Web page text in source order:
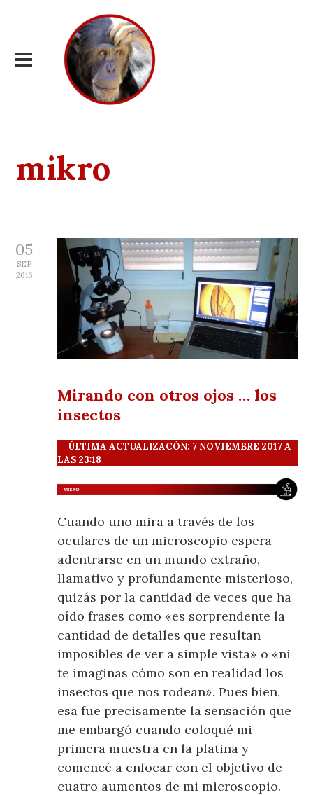
mikro
05
SEP
2016
Mirando con otros ojos … los
insectos
ÚLTIMA ACTUALIZACÓN: 7 NOVIEMBRE 2017 A
LAS 23:18
Cuando uno mira a través de los
oculares de un microscopio espera
adentrarse en un mundo extraño,
llamativo y profundamente misterioso,
quizás por la cantidad de veces que ha
oído frases como «es sorprendente la
cantidad de detalles que resultan
imposibles de ver a simple vista» o «ni
te imaginas cómo son en realidad los
insectos que nos rodean». Pues bien,
esa fue precisamente la sensación que
me embargó cuando coloqué mi
primera muestra en la platina y
comencé a enfocar con el objetivo de
cuatro aumentos de mi microscopio.